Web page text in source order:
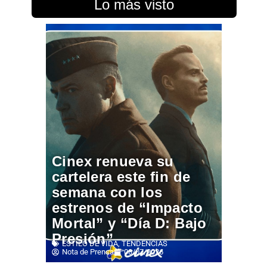
Lo más visto
Cinex renueva su
cartelera este fin de
semana con los
estrenos de “Impacto
Mortal” y “Día D: Bajo
Presión”
ESTILO DE VIDA,TENDENCIAS
Nota de Prensa
08/07/2026